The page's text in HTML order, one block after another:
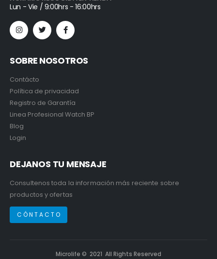
Lun - Vie / 9:00hrs - 16:00hrs
SOBRE NOSOTROS
Contácto
Política de privacidad
Registro de Garantía
Linea Profesional Watch BP
Blog
Login
DEJANOS TU MENSAJE
Consultenos toda la información más reciente sobre
productos y ofertas
C Ó N T A C T O
Microlife © 2021 All Rights Reserved